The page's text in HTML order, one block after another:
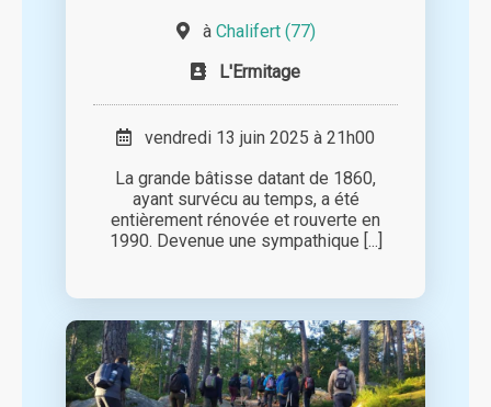
à Chalifert (77)
L'Ermitage
vendredi 13 juin 2025 à 21h00
La grande bâtisse datant de 1860,
ayant survécu au temps, a été
entièrement rénovée et rouverte en
1990. Devenue une sympathique [...]